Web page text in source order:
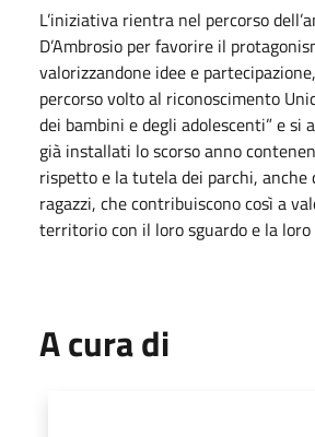
L’iniziativa rientra nel percorso
D’Ambrosio per favorire il
valorizzandone idee e
percorso volto al riconoscimento
dei bambini e degli adolescenti” e si
già installati lo scorso anno
rispetto e la tutela dei parchi, anche
ragazzi, che contribuiscono così a
territorio con il loro sguardo e la
A cura di